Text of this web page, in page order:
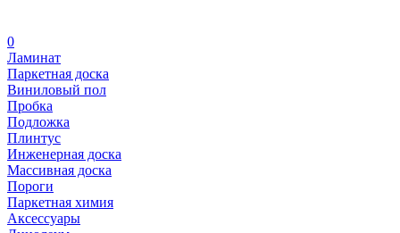
0
Ламинат
Паркетная доска
Виниловый пол
Пробка
Подложка
Плинтус
Инженерная доска
Массивная доска
Пороги
Паркетная химия
Аксессуары